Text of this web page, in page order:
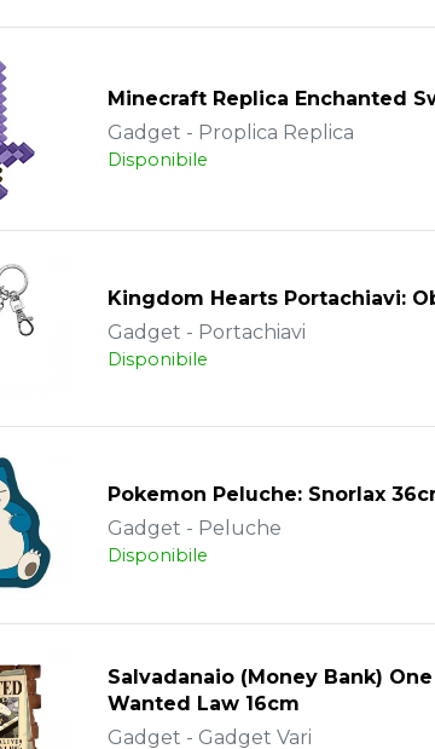
Minecraft Replica Enchanted
Gadget - Proplica Replica
Disponibile
Kingdom Hearts Portachiavi:
Gadget - Portachiavi
Disponibile
Pokemon Peluche: Snorlax
Gadget - Peluche
Disponibile
Salvadanaio (Money Bank)
Wanted Law 16cm
Gadget - Gadget Vari